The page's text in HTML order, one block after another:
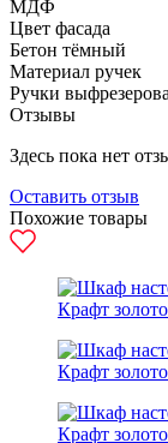
МДФ
Цвет фасада
Бетон тёмный
Материал ручек
Ручки
Отзывы
Здесь пока нет
Оставить отзыв
Похожие товары